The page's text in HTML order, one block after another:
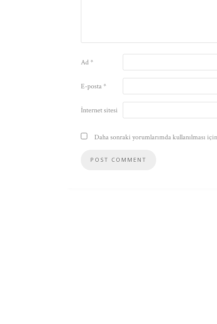
Ad*
E-posta*
İnternet sitesi
Daha sonraki yorumlarımda kullanılması